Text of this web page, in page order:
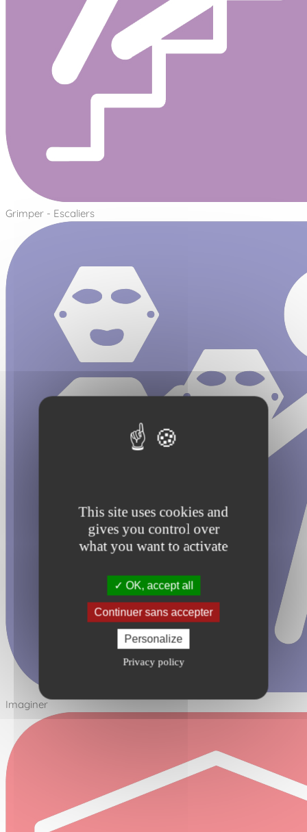
This site uses cookies and
gives you control over
what you want to activate
OK, accept all
Continuer sans accepter
Personalize
Privacy policy
Grimper - Escaliers
Imaginer